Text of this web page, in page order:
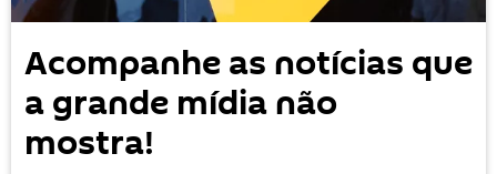
Acompanhe as notícias que
a grande mídia não
mostra!